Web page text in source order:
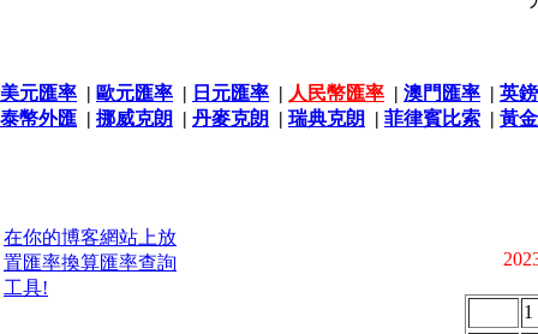
美元匯率 | 歐元匯率 | 日元匯率 | 人民幣匯率 | 澳門匯率 | 英
泰幣外匯 | 挪威克朗 | 丹麥克朗 | 瑞典克朗 | 菲律賓比索 | 黃
在你的博客網站上放
置匯率換算匯率查詢
工具!
1